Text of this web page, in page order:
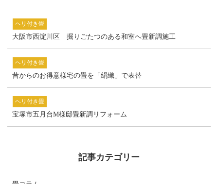
ヘリ付き畳
大阪市西淀川区 掘りごたつのある和室へ畳新調施工
ヘリ付き畳
昔からのお得意様宅の畳を「絹織」で表替
ヘリ付き畳
宝塚市五月台M様邸畳新調リフォーム
記事カテゴリー